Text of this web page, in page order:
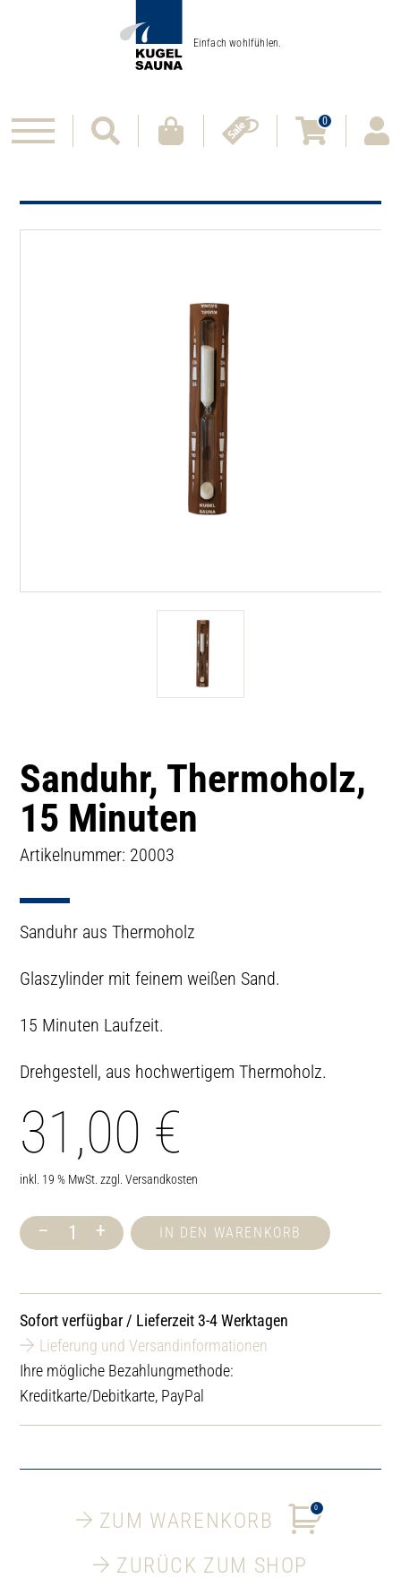
0
Einfach wohlfühlen.
Sanduhr, Thermoholz,
15 Minuten
Artikelnummer: 20003
Sanduhr aus Thermoholz
Glaszylinder mit feinem weißen Sand.
15 Minuten Laufzeit.
Drehgestell, aus hochwertigem Thermoholz.
31,00 €
inkl. 19 % MwSt. zzgl.Versandkosten
Sanduhr,
Thermoholz,
– + IN DEN WARENKORB
Sofort verfügbar / Lieferzeit 3-4 Werktagen
Lieferung und Versandinformationen
Ihre mögliche Bezahlungmethode:
Kreditkarte/Debitkarte, PayPal
ZUM WARENKORB 0
ZURÜCK ZUM SHOP